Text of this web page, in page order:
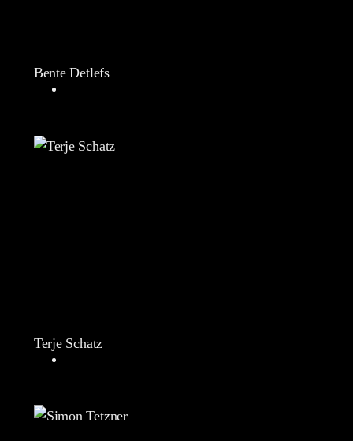
Bente Detlefs
Terje Schatz